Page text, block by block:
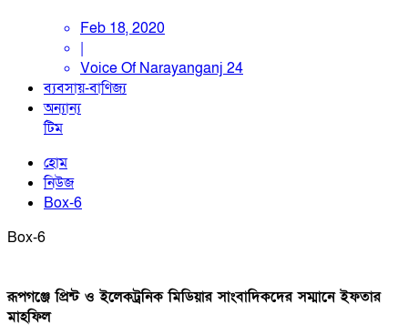
Feb 18, 2020
|
Voice Of Narayanganj 24
ব্যবসায়-বাণিজ্য
অন্যান্য
টিম
হোম
নিউজ
Box-6
Box-6
রূপগঞ্জে প্রিন্ট ও ইলেকট্রনিক মিডিয়ার সাংবাদিকদের সম্মানে ইফতার
মাহফিল